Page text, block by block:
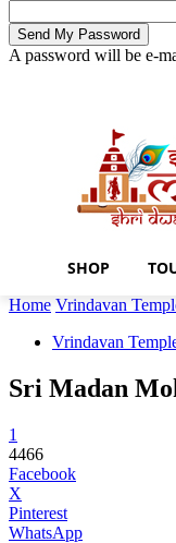
A password will be e-
SHOP
Home Vrindavan
Vrindavan
Sri Madan
1
4466
Facebook
X
Pinterest
WhatsApp